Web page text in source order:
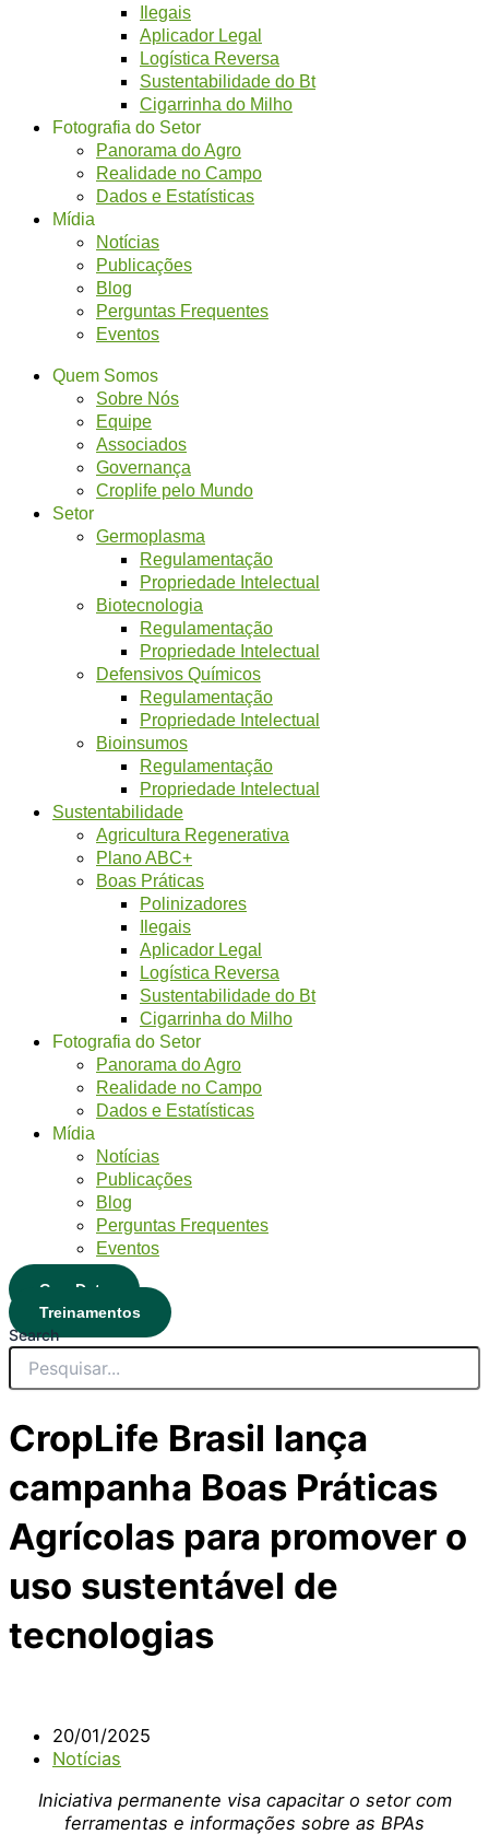
Ilegais
Aplicador Legal
Logística Reversa
Sustentabilidade do Bt
Cigarrinha do Milho
Fotografia do Setor
Panorama do Agro
Realidade no Campo
Dados e Estatísticas
Mídia
Notícias
Publicações
Blog
Perguntas Frequentes
Eventos
Quem Somos
Sobre Nós
Equipe
Associados
Governança
Croplife pelo Mundo
Setor
Germoplasma
Regulamentação
Propriedade Intelectual
Biotecnologia
Regulamentação
Propriedade Intelectual
Defensivos Químicos
Regulamentação
Propriedade Intelectual
Bioinsumos
Regulamentação
Propriedade Intelectual
Sustentabilidade
Agricultura Regenerativa
Plano ABC+
Boas Práticas
Polinizadores
Ilegais
Aplicador Legal
Logística Reversa
Sustentabilidade do Bt
Cigarrinha do Milho
Fotografia do Setor
Panorama do Agro
Realidade no Campo
Dados e Estatísticas
Mídia
Notícias
Publicações
Blog
Perguntas Frequentes
Eventos
CropData
Treinamentos
Search
CropLife Brasil lança
campanha Boas Práticas
Agrícolas para promover o
uso sustentável de
tecnologias
20/01/2025
Notícias
Iniciativa permanente visa capacitar o setor com
ferramentas e informações sobre as BPAs